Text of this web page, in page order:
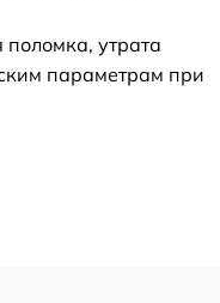
утрата
параметрам при